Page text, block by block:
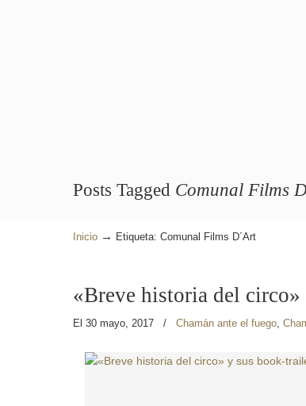
Posts Tagged Comunal Films
Inicio → Etiqueta: Comunal Films D´Art
«Breve historia del
El 30 mayo, 2017 / Chamán ante el fuego,